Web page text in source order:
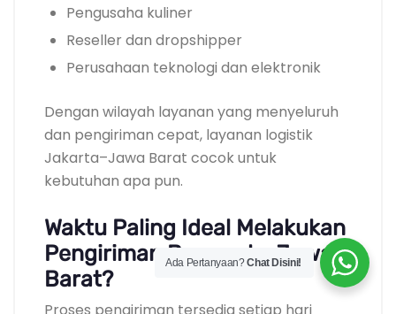
Pengusaha kuliner
Reseller dan dropshipper
Perusahaan teknologi dan elektronik
Dengan wilayah layanan yang menyeluruh
dan pengiriman cepat, layanan logistik
Jakarta–Jawa Barat cocok untuk
kebutuhan apa pun.
Waktu Paling Ideal Melakukan
Pengiriman Barang ke Jawa
Barat?
Proses pengiriman tersedia setiap hari
Ada Pertanyaan?Chat Disini!